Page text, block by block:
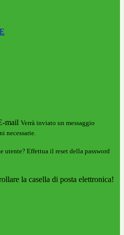
mail Verrà inviato un messaggio
necessarie.
utente? Effettua il reset della password
la casella di posta elettronica!